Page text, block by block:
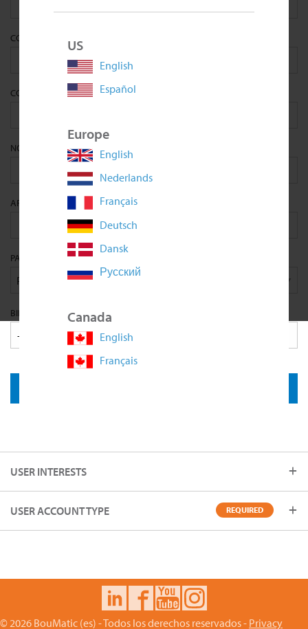
US
English
Español
Europe
English
Nederlands
Français
Deutsch
Dansk
Русский
Canada
English
Français
CONTRASEÑA
CONFIRM PASSWORD *
NOMBRE
APELLIDOS
PAÍS
BIRTHDAY
USER INTERESTS
USER ACCOUNT TYPE REQUIRED
© 2026 BouMatic (es) - Todos los derechos reservados - Privacy